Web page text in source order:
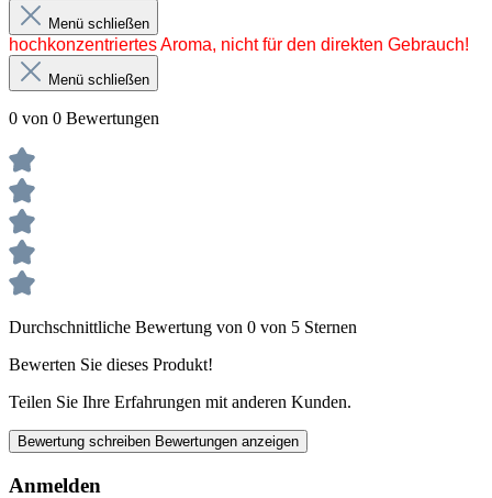
Menü schließen
hochkonzentriertes Aroma, nicht für den direkten Gebrauch!
Menü schließen
0 von 0 Bewertungen
Durchschnittliche Bewertung von 0 von 5 Sternen
Bewerten Sie dieses Produkt!
Teilen Sie Ihre Erfahrungen mit anderen Kunden.
Bewertung schreiben Bewertungen anzeigen
Anmelden